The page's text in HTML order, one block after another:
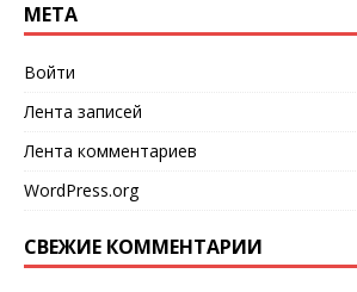
МЕТА
Войти
Лента записей
Лента комментариев
WordPress.org
СВЕЖИЕ КОММЕНТАРИИ